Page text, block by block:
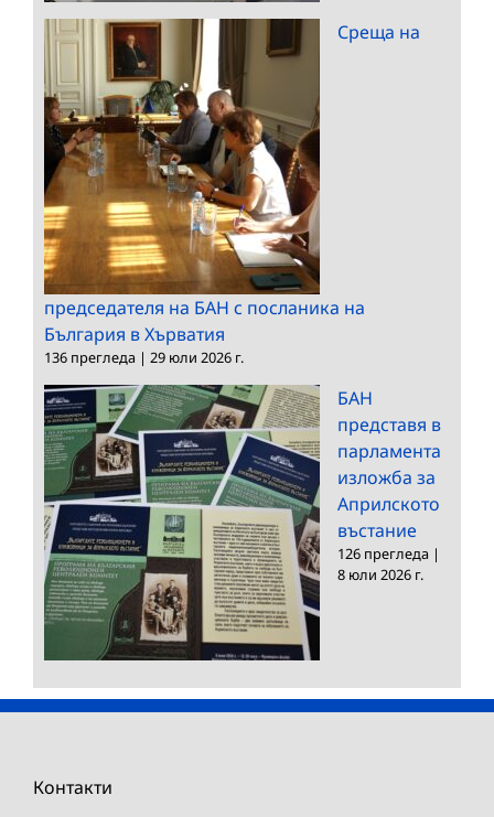
Среща на
председателя на БАН с посланика на
България в Хърватия
136 прегледа | 29 юли 2026 г.
БАН
представя в
парламента
изложба за
Априлското
въстание
126 прегледа |
8 юли 2026 г.
Контакти